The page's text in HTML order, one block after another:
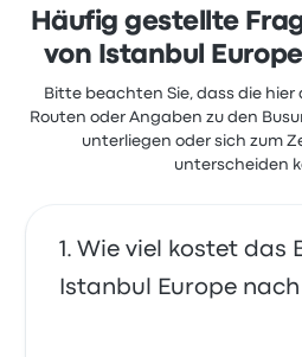
Reise beginnen bei 32 €
Häufig gestellte
von Istanbul
Bitte beachten Sie, dass die
Routen oder Angaben zu den
unterliegen oder sich zum
unterscheiden
Wie viel kostet das
Istanbul Europe